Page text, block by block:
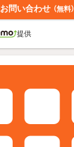
お問い合わせ （無料）
提供